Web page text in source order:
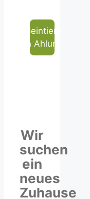
Kleintiere
in Ahlum
Wir
suchen
ein
neues
Zuhause